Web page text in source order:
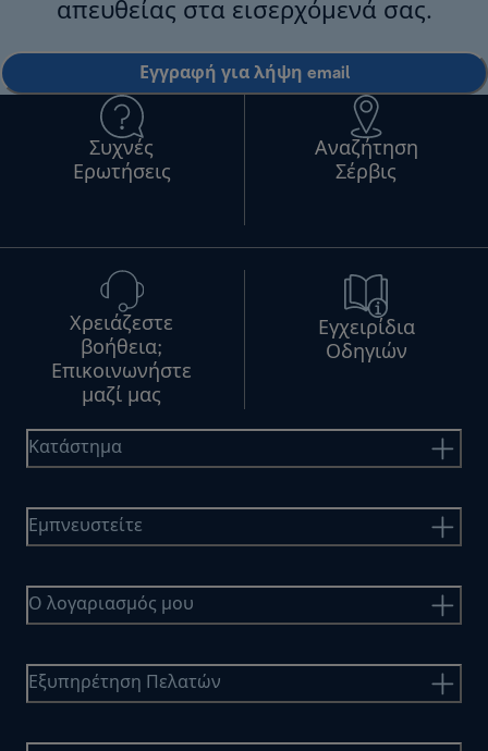
απευθείας στα εισερχόμενά σας.
Εγγραφή για λήψη email
Συχνές
Ερωτήσεις
Αναζήτηση
Σέρβις
Χρειάζεστε
βοήθεια;
Επικοινωνήστε
μαζί μας
Εγχειρίδια
Οδηγιών
Κατάστημα
Εμπνευστείτε
Ο λογαριασμός μου
Εξυπηρέτηση Πελατών